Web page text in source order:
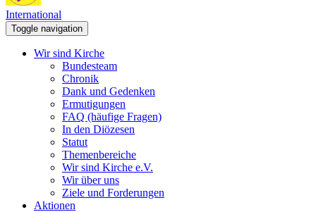
International
Toggle navigation
Wir sind Kirche
Bundesteam
Chronik
Dank und Gedenken
Ermutigungen
FAQ (häufige Fragen)
In den Diözesen
Statut
Themenbereiche
Wir sind Kirche e.V.
Wir über uns
Ziele und Forderungen
Aktionen